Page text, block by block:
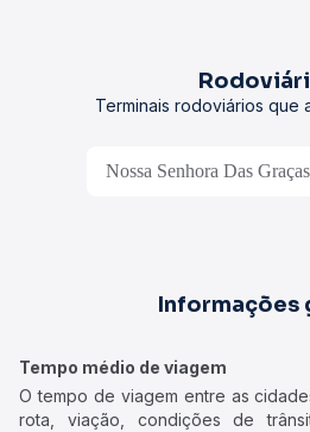
Terminais rodoviários que
Nossa Senhora Das Graças
Informações
Tempo médio de viagem
O tempo de viagem entre as
rota, viação, condições de